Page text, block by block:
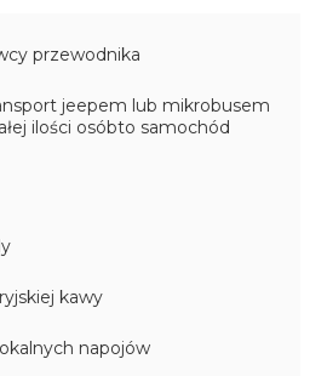
przewodnika
jeepem lub mikrobusem
ilości osóbto samochód
kawy
napojów